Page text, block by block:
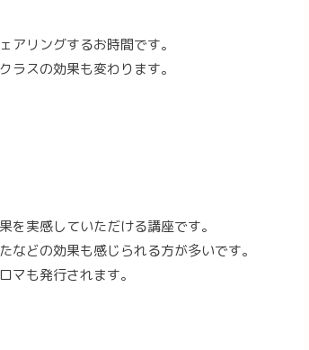
アリングするお時間です。
ラスの効果も変わります。
実感していただける講座です。
どの効果も感じられる方が多いです。
マも発行されます。